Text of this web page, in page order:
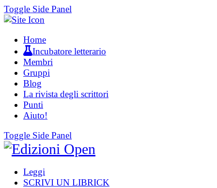
Toggle Side Panel
Home
Incubatore letterario
Membri
Gruppi
Blog
La rivista degli scrittori
Punti
Aiuto!
Toggle Side Panel
Leggi
SCRIVI UN LIBRICK